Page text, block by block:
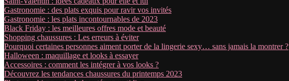
Gastronomie : des plats exquis pour ravir vos invités
Gastronomie : les plats incontournables de 2023
Black Friday : les meilleures offres mode et beauté
Shopping chaussures : Les erreurs à éviter
Pourquoi certaines personnes aiment porter de la lingerie sexy… sans jamais la montrer ?
Halloween : maquillage et looks à essayer
Accessoires : comment les intégrer à vos looks ?
Découvrez les tendances chaussures du printemps 2023